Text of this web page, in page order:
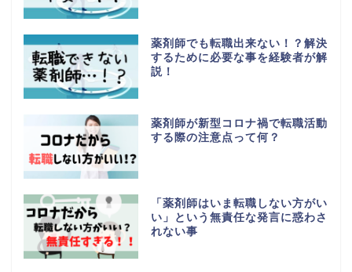
薬剤師でも転職出来ない！？解決
するために必要な事を経験者が解
説！
薬剤師が新型コロナ禍で転職活動
する際の注意点って何？
「薬剤師はいま転職しない方がい
い」という無責任な発言に惑わさ
れない事